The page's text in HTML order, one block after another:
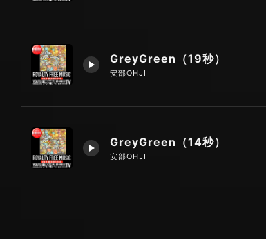
GreyGreen（19秒）
安部OHJI
GreyGreen（14秒）
安部OHJI